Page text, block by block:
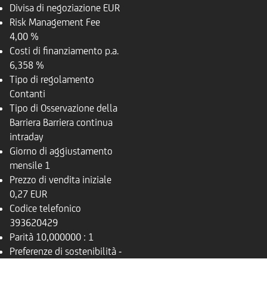
Divisa di negoziazione EUR
Risk Management Fee
4,00 %
Costi di finanziamento p.a.
6,358 %
Tipo di regolamento
Contanti
Tipo di Osservazione della
Barriera Barriera continua
intraday
Giorno di aggiustamento
mensile 1
Prezzo di vendita iniziale
0,27 EUR
Codice telefonico
393620429
Parità 10,000000 : 1
Preferenze di sostenibilità -